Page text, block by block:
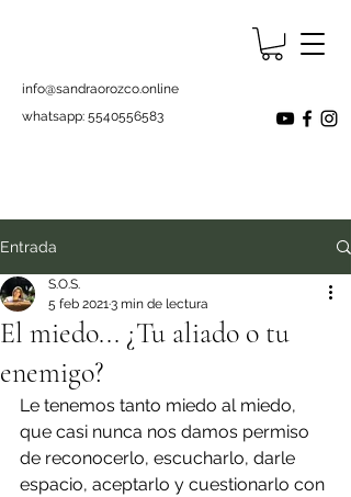
info@sandraorozco.online
whatsapp: 5540556583
Entrada
El miedo... ¿Tu aliado o tu
enemigo?
S.O.S.
5 feb 20213 min de lectura
Le tenemos tanto miedo al miedo,
que casi nunca nos damos permiso
de reconocerlo, escucharlo, darle
espacio, aceptarlo y cuestionarlo con